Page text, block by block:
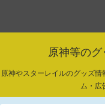
原神等のグ
原神やスターレイルのグッズ
ム・広